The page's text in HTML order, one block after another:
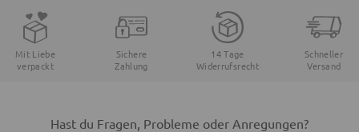
Mit Liebe
verpackt
Sichere
Zahlung
14 Tage
Widerrufsrecht
Schneller
Versand
Hast du Fragen, Probleme oder Anregungen?